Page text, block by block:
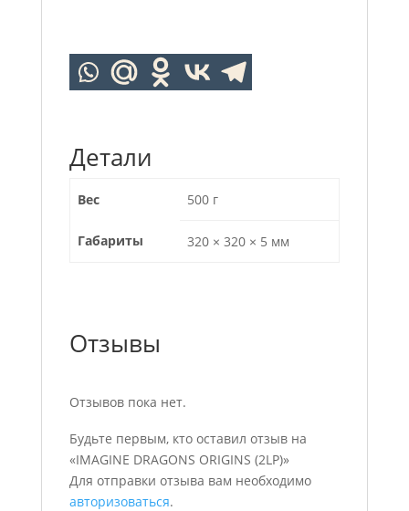
Детали
Вес 500 г
Габариты 320 × 320 × 5 мм
Отзывы
Отзывов пока нет.
Будьте первым, кто оставил отзыв на
«IMAGINE DRAGONS ORIGINS (2LP)»
Для отправки отзыва вам необходимо
авторизоваться.